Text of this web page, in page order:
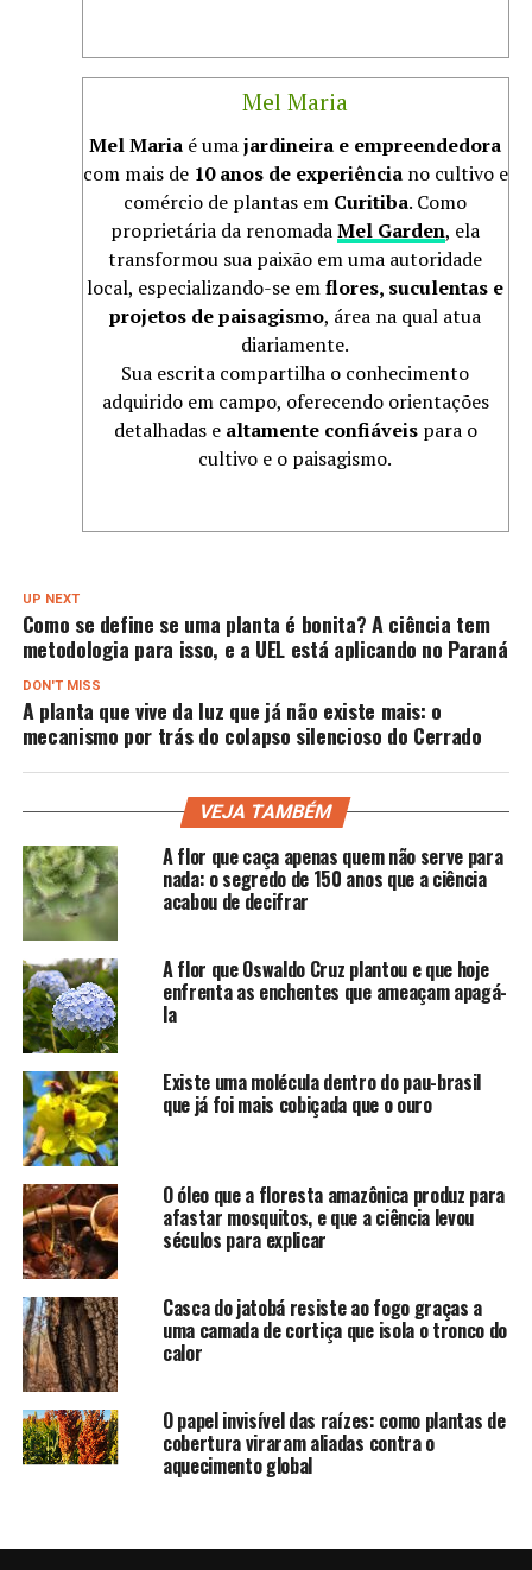
Mel Maria
Mel Maria é umajardineira e empreendedora
com mais de 10 anos de experiênciano cultivo e
comércio de plantas em Curitiba. Como
proprietária da renomadaMel Garden, ela
transformou sua paixão em uma autoridade
local, especializando-se emflores, suculentas e
projetos de paisagismo, área na qual atua
diariamente.
Sua escrita compartilha o conhecimento
adquirido em campo, oferecendo orientações
detalhadas e altamente confiáveispara o
cultivo e o paisagismo.
UP NEXT
Como se define se uma planta é bonita? A ciência tem
metodologia para isso, e a UEL está aplicando no Paraná
DON'T MISS
A planta que vive da luz que já não existe mais: o
mecanismo por trás do colapso silencioso do Cerrado
VEJA TAMBÉM
A flor que caça apenas quem não serve para
nada: o segredo de 150 anos que a ciência
acabou de decifrar
A flor que Oswaldo Cruz plantou e que hoje
enfrenta as enchentes que ameaçam apagá-
la
Existe uma molécula dentro do pau-brasil
que já foi mais cobiçada que o ouro
O óleo que a floresta amazônica produz para
afastar mosquitos, e que a ciência levou
séculos para explicar
Casca do jatobá resiste ao fogo graças a
uma camada de cortiça que isola o tronco do
calor
O papel invisível das raízes: como plantas de
cobertura viraram aliadas contra o
aquecimento global